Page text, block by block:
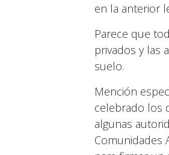
en la anterior
Parece que
privados y las
suelo.
Mención
celebrado los
algunas
Comunidades